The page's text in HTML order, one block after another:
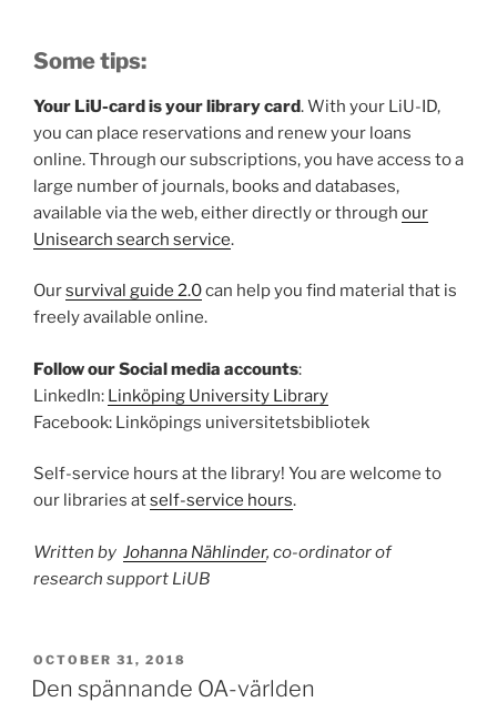
Some tips:
Your LiU-card is your library card. With your LiU-ID,
you can place reservations and renew your loans
online. Through our subscriptions, you have access to a
large number of journals, books and databases,
available via the web, either directly or through our
Unisearch search service.
Oursurvival guide 2.0can help you find material that is
freely available online.
Follow our Social media accounts:
LinkedIn: Linköping University Library
Facebook: Linköpings universitetsbibliotek
Self-service hours at the library! You are welcome to
our libraries atself-service hours.
Written by Johanna Nählinder, co-ordinator of
research support LiUB
POSTED
ON
OCTOBER 31, 2018
Den spännande OA-världen